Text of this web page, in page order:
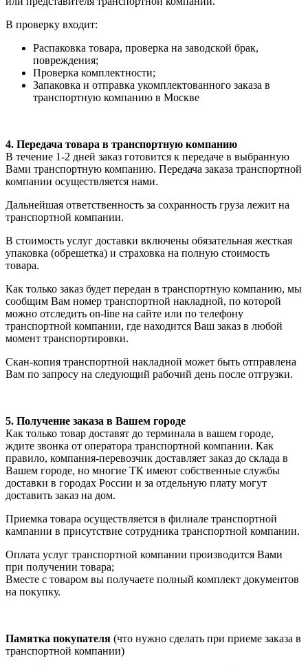
В проверку входит:
Распаковка товара, проверка на заводской брак,
повреждения;
Проверка комплектности;
Запаковка и отправка укомплектованного заказа в
транспортную компанию в Москве
4. Передача товара в транспортную компанию
В течение 1-2 дней заказ готовится к передаче в выбранную
Вами транспортную компанию. Передача заказа транспортной
компании осуществляется нами.
Дальнейшая ответственность за сохранность груза лежит на
транспортной компании.
В стоимость услуг доставки включены обязательная жесткая
упаковка (обрешетка) и страховка на полную стоимость
товара.
Как только заказ будет передан в транспортную компанию, мы
сообщим Вам номер транспортной накладной, по которой
можно отследить on-line на сайте или по телефону
транспортной компании, где находится Ваш заказ в любой
момент транспортировки.
Скан-копия транспортной накладной может быть отправлена
Вам по запросу на следующий рабочий день после отгрузки.
5. Получение заказа в Вашем городе
Как только товар доставят до терминала в вашем городе,
ждите звонка от оператора транспортной компании. Как
правило, компания-перевозчик доставляет заказ до склада в
Вашем городе, но многие ТК имеют собственные службы
доставки в городах России и за отдельную плату могут
доставить заказ на дом.
Приемка товара осуществляется в филиале транспортной
кампании в присутствие сотрудника транспортной компании.
Оплата услуг транспортной компании производится Вами
при получении товара;
Вместе с товаром вы получаете полный комплект документов
на покупку.
Памятка покупателя (что нужно сделать при приеме заказа в
транспортной компании)